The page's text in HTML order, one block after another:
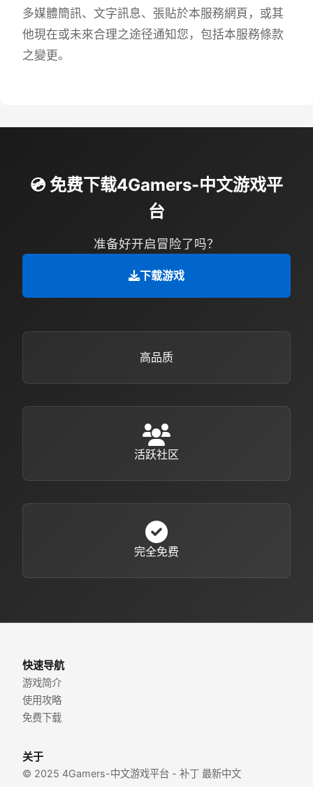
多媒體簡訊、文字訊息、張貼於本服務網頁，或其
他現在或未來合理之途径通知您，包括本服務條款
之變更。
💿 免费下载4Gamers-中文游戏平
台
准备好开启冒险了吗？
下载游戏
高品质
活跃社区
完全免费
快速导航
游戏简介
使用攻略
免费下载
关于
© 2025 4Gamers-中文游戏平台 - 补丁 最新中文